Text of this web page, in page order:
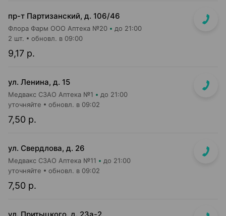
пр-т Партизанский, д. 106/46
Флора Фарм ООО Аптека №20 до 21:00
9,17 р.
2 шт. обновл. в 09:00
ул. Ленина, д. 15
Медвакс СЗАО Аптека №1 до 21:00
7,50 р.
уточняйте обновл. в 09:02
ул. Свердлова, д. 26
Медвакс СЗАО Аптека №11 до 21:00
7,50 р.
уточняйте обновл. в 09:02